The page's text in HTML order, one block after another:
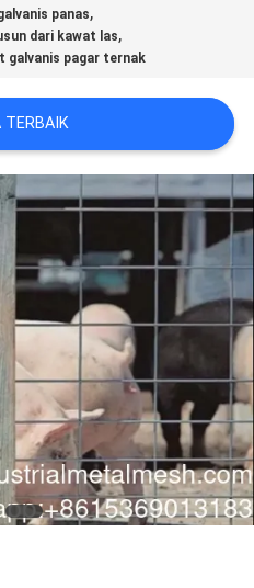
panas,
dari kawat las,
galvanis pagar ternak
TERBAIK